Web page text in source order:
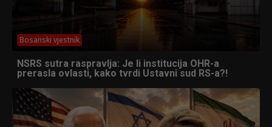
Bosanski vjestnik
NSRS sutra raspravlja: Je li institucija OHR-a
prerasla ovlasti, kako tvrdi Ustavni sud RS-a?!